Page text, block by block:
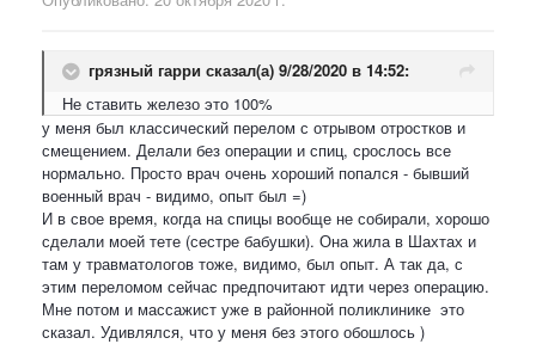
грязный гарри сказал(а) 9/28/2020 в 14:52:
Не ставить железо это 100%
у меня был классический перелом с отрывом отростков и
смещением. Делали без операции и спиц, срослось все
нормально. Просто врач очень хороший попался - бывший
военный врач - видимо, опыт был =)
И в свое время, когда на спицы вообще не собирали, хорошо
сделали моей тете (сестре бабушки). Она жила в Шахтах и
там у травматологов тоже, видимо, был опыт. А так да, с
этим переломом сейчас предпочитают идти через операцию.
Мне потом и массажист уже в районной поликлинике это
сказал. Удивлялся, что у меня без этого обошлось )